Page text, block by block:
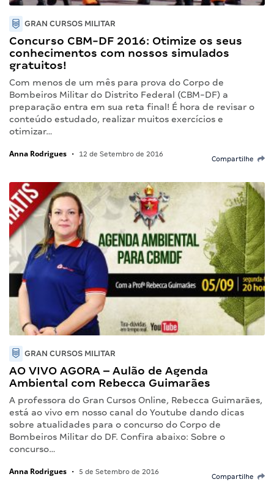
GRAN CURSOS MILITAR
Concurso CBM-DF 2016: Otimize os seus
conhecimentos com nossos simulados
gratuitos!
Com menos de um mês para prova do Corpo de
Bombeiros Militar do Distrito Federal (CBM-DF) a
preparação entra em sua reta final! É hora de revisar o
conteúdo estudado, realizar muitos exercícios e
otimizar…
Anna Rodrigues • 12 de Setembro de 2016
Compartilhe
GRAN CURSOS MILITAR
AO VIVO AGORA – Aulão de Agenda
Ambiental com Rebecca Guimarães
A professora do Gran Cursos Online, Rebecca Guimarães,
está ao vivo em nosso canal do Youtube dando dicas
sobre atualidades para o concurso do Corpo de
Bombeiros Militar do DF. Confira abaixo: Sobre o
concurso…
Anna Rodrigues • 5 de Setembro de 2016
Compartilhe